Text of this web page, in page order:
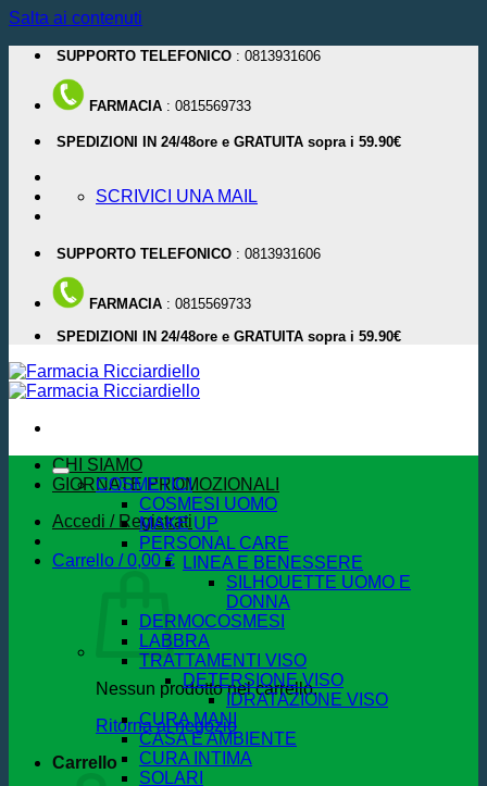
Salta ai contenuti
SUPPORTO TELEFONICO : 0813931606
FARMACIA : 0815569733
SPEDIZIONI IN 24/48ore e GRATUITA sopra i 59.90€
SCRIVICI UNA MAIL
SUPPORTO TELEFONICO : 0813931606
FARMACIA : 0815569733
SPEDIZIONI IN 24/48ore e GRATUITA sopra i 59.90€
CHI SIAMO
GIORNATE PROMOZIONALI
Accedi / Registrati
Carrello /0,00 €
Nessun prodotto nel carrello.
Ritorna al negozio
Carrello
COSMETICI
COSMESI UOMO
MAKE UP
PERSONAL CARE
LINEA E BENESSERE
SILHOUETTE UOMO E
DONNA
DERMOCOSMESI
LABBRA
TRATTAMENTI VISO
DETERSIONE VISO
IDRATAZIONE VISO
CURA MANI
CASA E AMBIENTE
CURA INTIMA
SOLARI